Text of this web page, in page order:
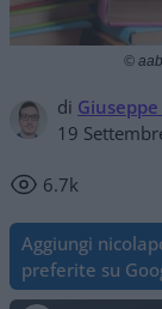
di
19
6.7k
©
Aggiungi
preferite su